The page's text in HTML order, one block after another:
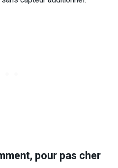
pour pas cher